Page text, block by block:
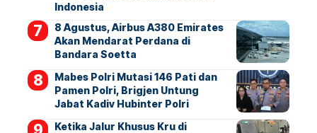
Indonesia
8 Agustus, Airbus A380 Emirates
Akan Mendarat Perdana di
Bandara Soetta
Mabes Polri Mutasi 146 Pati dan
Pamen Polri, Brigjen Untung
Jabat Kadiv Hubinter Polri
Ketika Jalur Khusus Kru di